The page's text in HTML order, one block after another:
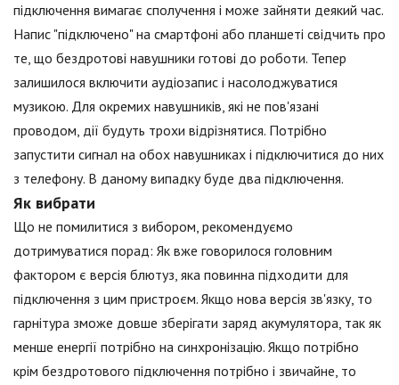
підключення вимагає сполучення і може зайняти деякий час.
Напис "підключено" на смартфоні або планшеті свідчить про
те, що бездротові навушники готові до роботи. Тепер
залишилося включити аудіозапис і насолоджуватися
музикою. Для окремих навушників, які не пов'язані
проводом, дії будуть трохи відрізнятися. Потрібно
запустити сигнал на обох навушниках і підключитися до них
з телефону. В даному випадку буде два підключення.
Як вибрати
Що не помилитися з вибором, рекомендуємо
дотримуватися порад: Як вже говорилося головним
фактором є версія блютуз, яка повинна підходити для
підключення з цим пристроєм. Якщо нова версія зв'язку, то
гарнітура зможе довше зберігати заряд акумулятора, так як
менше енергії потрібно на синхронізацію. Якщо потрібно
крім бездротового підключення потрібно і звичайне, то